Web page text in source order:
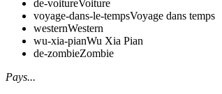
de-voitureVoiture
voyage-dans-le-tempsVoyage dans temps
westernWestern
wu-xia-pianWu Xia Pian
de-zombieZombie
Pays...